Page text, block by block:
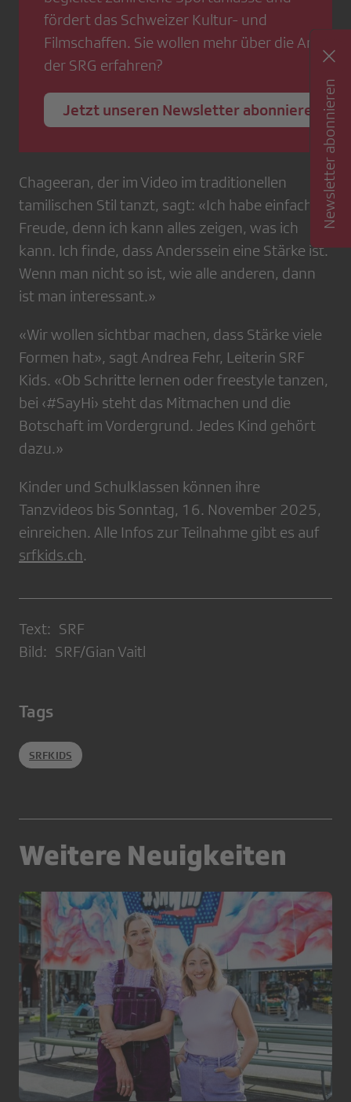
fördert das Schweizer Kultur- und
Filmschaffen. Sie wollen mehr über die Arbeit
der SRG erfahren?
Jetzt unseren Newsletter abonnieren
Chageeran, der im Video im traditionellen
tamilischen Stil tanzt, sagt: «Ich habe einfach
Freude, denn ich kann alles zeigen, was ich
kann. Ich finde, dass Anderssein eine Stärke ist.
Wenn man nicht so ist, wie alle anderen, dann
ist man interessant.»
«Wir wollen sichtbar machen, dass Stärke viele
Formen hat», sagt Andrea Fehr, Leiterin SRF
Kids. «Ob Schritte lernen oder freestyle tanzen,
bei ‹#SayHi› steht das Mitmachen und die
Botschaft im Vordergrund. Jedes Kind gehört
dazu.»
Kinder und Schulklassen können ihre
Tanzvideos bis Sonntag, 16. November 2025,
einreichen. Alle Infos zur Teilnahme gibt es auf
srfkids.ch.
Text: SRF
Bild: SRF/Gian Vaitl
Tags
SRFKIDS
Weitere Neuigkeiten
Newsletter abonnieren